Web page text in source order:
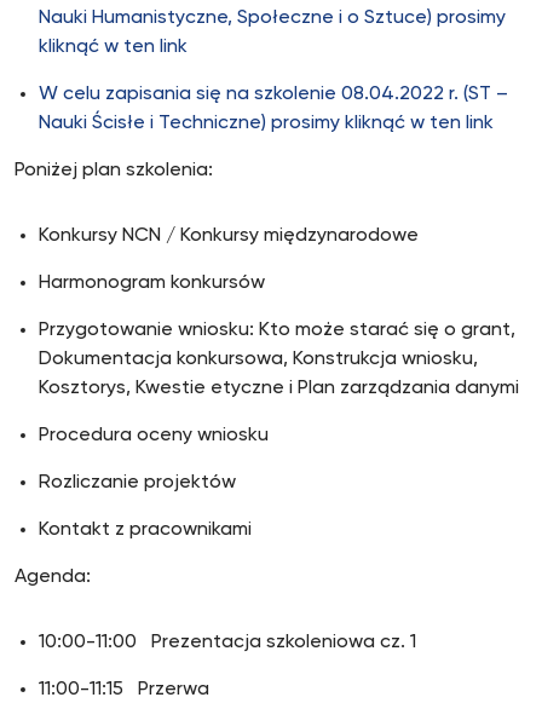
Nauki Humanistyczne, Społeczne i o Sztuce) prosimy
kliknąć w ten link
W celu zapisania się na szkolenie 08.04.2022 r. (ST –
Nauki Ścisłe i Techniczne) prosimy kliknąć w ten link
Poniżej plan szkolenia:
Konkursy NCN / Konkursy międzynarodowe
Harmonogram konkursów
Przygotowanie wniosku: Kto może starać się o grant,
Dokumentacja konkursowa, Konstrukcja wniosku,
Kosztorys, Kwestie etyczne i Plan zarządzania danymi
Procedura oceny wniosku
Rozliczanie projektów
Kontakt z pracownikami
Agenda:
10:00-11:00 Prezentacja szkoleniowa cz. 1
11:00-11:15 Przerwa